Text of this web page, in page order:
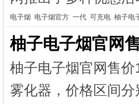
电子烟 电子烟官方 一代 可充电 柚子电
柚子电子烟官网
柚子电子烟官网售
雾化器，价格区间